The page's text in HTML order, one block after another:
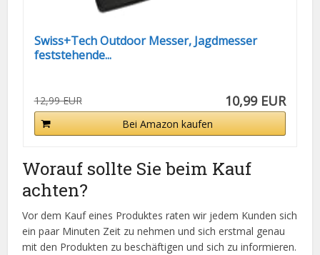
Swiss+Tech Outdoor Messer, Jagdmesser
feststehende...
12,99 EUR 10,99 EUR
Bei Amazon kaufen
Worauf sollte Sie beim Kauf
achten?
Vor dem Kauf eines Produktes raten wir jedem Kunden sich
ein paar Minuten Zeit zu nehmen und sich erstmal genau
mit den Produkten zu beschäftigen und sich zu informieren.